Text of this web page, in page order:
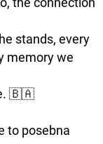
stands, every
memory we
🇧🇦
to posebna